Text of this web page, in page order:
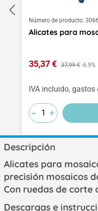
Número de producto:
Alicates para
Precio de venta:
35,37 € Precio normal:
37,99 € -6.9%
IVA incluido, gastos
-
-
- +
+
+
Descripción
Alicates para
precisión mosaicos
Con ruedas de corte
Descargas e